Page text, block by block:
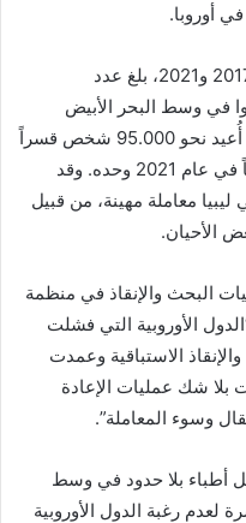
أوروبا.
وتفيد بيانات المنظمة بأنّه بين عامَي 2017 و2021، بلغ عدد
في وسط البحر الأبيض
المتوسط نحو 8.500 شخص في حين أُعيد نحو 95.000 شخص قسراً
إلى ليبيا، بما في ذلك 32.425 شخصاً في عام 2021 وحده. وقد
معاملة مهينة، من قبيل
الأحيان.
البحث والإنقاذ في منظمة
الأوروبية التي فشلت
الاستباقية وعمدت
بلا شك عمليات الإعادة
وسوء المعاملة”.
أطباء بلا حدود في وسط
لعدم رغبة الدول الأوروبية